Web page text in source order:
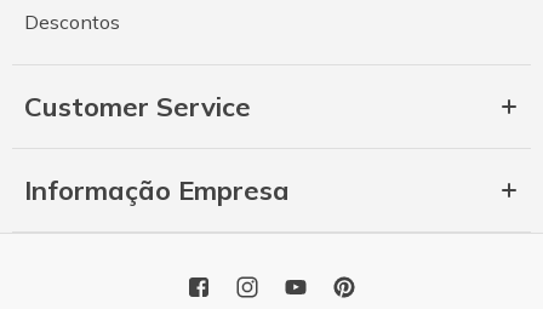
Descontos
Customer Service
Informação Empresa